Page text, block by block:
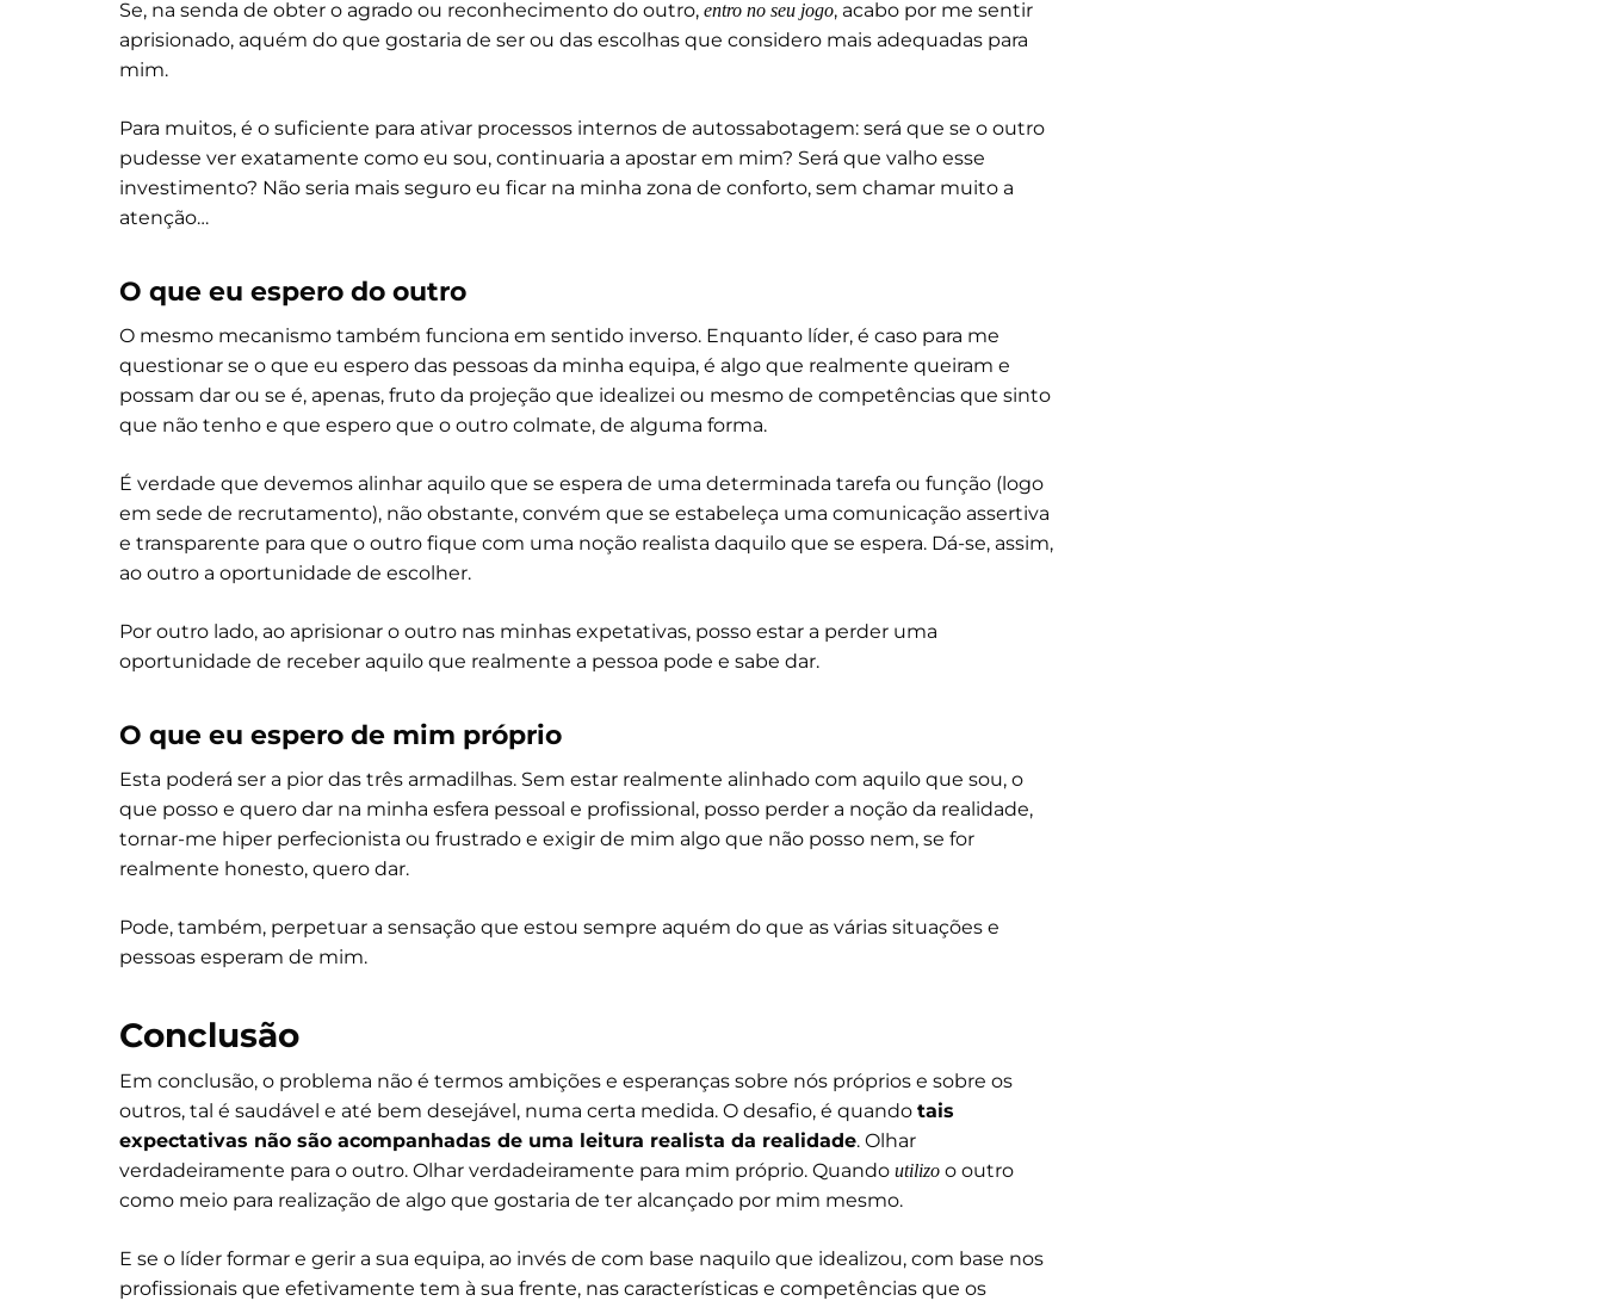
Se, na senda de obter o agrado ou reconhecimento do outro, entro no seu jogo, acabo por me sentir
aprisionado, aquém do que gostaria de ser ou das escolhas que considero mais adequadas para
mim.
Para muitos, é o suficiente para ativar processos internos de autossabotagem: será que se o outro
pudesse ver exatamente como eu sou, continuaria a apostar em mim? Será que valho esse
investimento? Não seria mais seguro eu ficar na minha zona de conforto, sem chamar muito a
atenção…
O que eu espero do outro
O mesmo mecanismo também funciona em sentido inverso. Enquanto líder, é caso para me
questionar se o que eu espero das pessoas da minha equipa, é algo que realmente queiram e
possam dar ou se é, apenas, fruto da projeção que idealizei ou mesmo de competências que sinto
que não tenho e que espero que o outro colmate, de alguma forma.
É verdade que devemos alinhar aquilo que se espera de uma determinada tarefa ou função (logo
em sede de recrutamento), não obstante, convém que se estabeleça uma comunicação assertiva
e transparente para que o outro fique com uma noção realista daquilo que se espera. Dá-se, assim,
ao outro a oportunidade de escolher.
Por outro lado, ao aprisionar o outro nas minhas expetativas, posso estar a perder uma
oportunidade de receber aquilo que realmente a pessoa pode e sabe dar.
O que eu espero de mim próprio
Esta poderá ser a pior das três armadilhas. Sem estar realmente alinhado com aquilo que sou, o
que posso e quero dar na minha esfera pessoal e profissional, posso perder a noção da realidade,
tornar-me hiper perfecionista ou frustrado e exigir de mim algo que não posso nem, se for
realmente honesto, quero dar.
Pode, também, perpetuar a sensação que estou sempre aquém do que as várias situações e
pessoas esperam de mim.
Conclusão
Em conclusão, o problema não é termos ambições e esperanças sobre nós próprios e sobre os
outros, tal é saudável e até bem desejável, numa certa medida. O desafio, é quando tais
expectativas não são acompanhadas de uma leitura realista da realidade. Olhar
verdadeiramente para o outro. Olhar verdadeiramente para mim próprio. Quando utilizo o outro
como meio para realização de algo que gostaria de ter alcançado por mim mesmo.
E se o líder formar e gerir a sua equipa, ao invés de com base naquilo que idealizou, com base nos
profissionais que efetivamente tem à sua frente, nas características e competências que os